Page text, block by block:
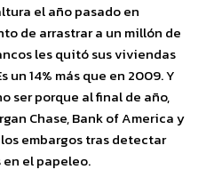
el año pasado en
de arrastrar a un millón de
les quitó sus viviendas
un 14% más que en 2009. Y
ser porque al final de año,
Chase, Bank of America y
embargos tras detectar
el papeleo.